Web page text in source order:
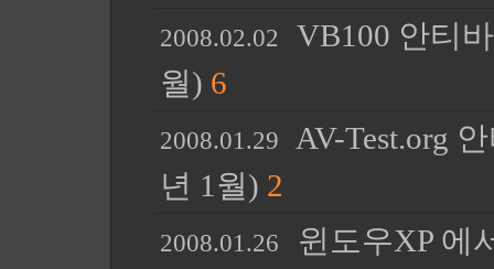
2008.02.02
VB100 안티
월) 6
2008.01.29
AV-Test.org
년 1월) 2
2008.01.26
윈도우XP 에